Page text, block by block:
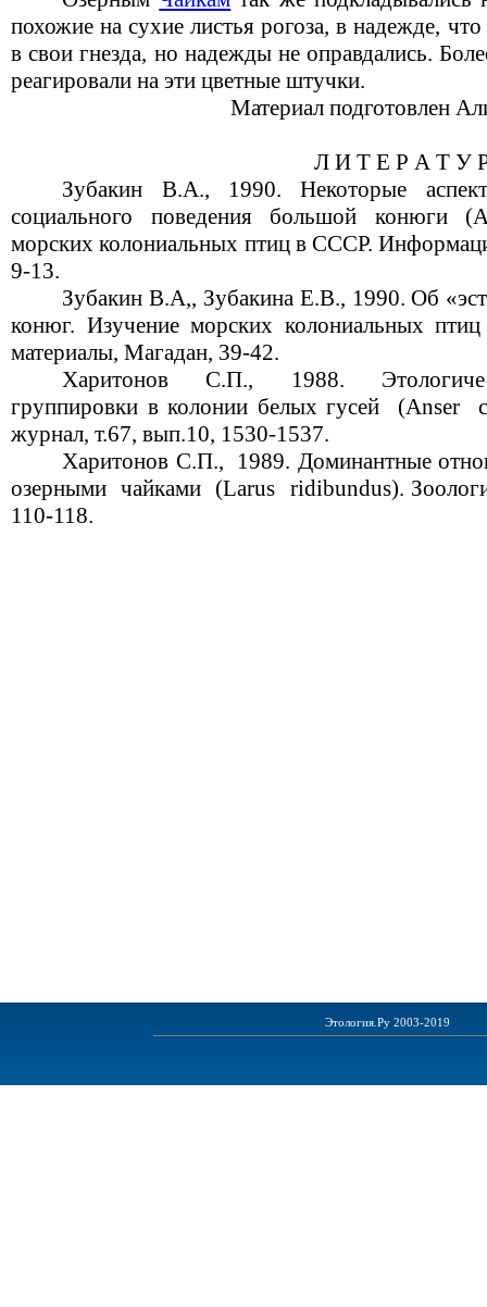
похожие на сухие листья рогоза, в надежде,
в свои гнезда, но надежды не оправдались.
реагировали на эти цветные штучки.
Материал подготовлен
Л И Т Е Р А Т У
Зубакин В.А., 1990. Некоторые
социального поведения большой конюги
морских колониальных птиц в СССР.
9-13.
Зубакин В.А,, Зубакина Е.В., 1990. Об
конюг. Изучение морских колониальных
материалы, Магадан, 39-42.
Харитонов
С.П., 1988.
группировки в колонии белых гусей
(Anser
журнал, т.67, вып.10, 1530-1537.
Харитонов С.П.,
1989. Доминантные
озерными чайками (Larus ridibundus).
110-118.
Этология.Ру 2003-2019